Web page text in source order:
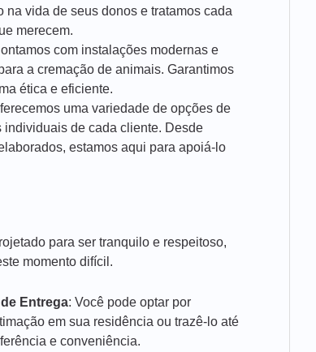
vida de seus donos e tratamos cada
merecem.
com instalações modernas e
a cremação de animais. Garantimos
ética e eficiente.
uma variedade de opções de
de cada cliente. Desde
estamos aqui para apoiá-lo
para ser tranquilo e respeitoso,
momento difícil.
Entrega: Você pode optar por
em sua residência ou trazê-lo até
e conveniência.